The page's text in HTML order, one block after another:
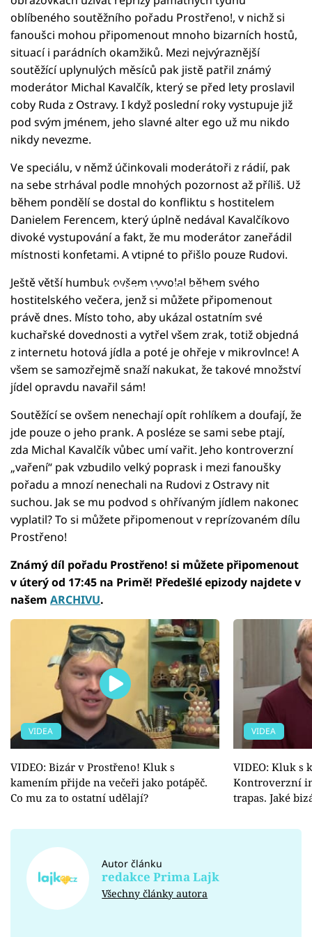
oblíbeného soutěžního pořadu Prostřeno!, v nichž si
fanoušci mohou připomenout mnoho bizarních hostů,
situací i parádních okamžiků. Mezi nejvýraznější
soutěžící uplynulých měsíců pak jistě patřil známý
moderátor Michal Kavalčík, který se před lety proslavil
coby Ruda z Ostravy. I když poslední roky vystupuje již
pod svým jménem, jeho slavné alter ego už mu nikdo
nikdy nevezme.
Ve speciálu, v němž účinkovali moderátoři z rádií, pak
na sebe strhával podle mnohých pozornost až příliš. Už
během pondělí se dostal do konfliktu s hostitelem
Danielem Ferencem, který úplně nedával Kavalčíkovo
divoké vystupování a fakt, že mu moderátor zaneřádil
místnosti konfetami. A vtipné to přišlo pouze Rudovi.
Failed to fetch
Ještě větší humbuk ovšem vyvolal během svého
hostitelského večera, jenž si můžete připomenout
právě dnes. Místo toho, aby ukázal ostatním své
kuchařské dovednosti a vytřel všem zrak, totiž objedná
z internetu hotová jídla a poté je ohřeje v mikrovlnce! A
všem se samozřejmě snaží nakukat, že takové množství
jídel opravdu navařil sám!
Soutěžící se ovšem nenechají opít rohlíkem a doufají, že
jde pouze o jeho prank. A posléze se sami sebe ptají,
zda Michal Kavalčík vůbec umí vařit. Jeho kontroverzní
„vaření“ pak vzbudilo velký poprask i mezi fanoušky
pořadu a mnozí nenechali na Rudovi z Ostravy nit
suchou. Jak se mu podvod s ohřívaným jídlem nakonec
vyplatil? To si můžete připomenout v reprízovaném dílu
Prostřeno!
Známý díl pořadu Prostřeno! si můžete připomenout
v úterý od 17:45 na Primě! Předešlé epizody najdete v
našem ARCHIVU.
VIDEA
VIDEO: Bizár v Prostřeno! Kluk s
kamením přijde na večeři jako potápěč.
Co mu za to ostatní udělají?
VIDEA
VIDEO: Kluk s
Kontroverzní
trapas. Jaké
Autor článku
redakce Prima Lajk
Všechny články autora